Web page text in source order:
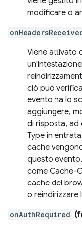
modificare o
Viene attivato
ciò può
evento ha lo
aggiungere,
di risposta, ad
Type in
cache
questo
come Cache-
cache del
o reindirizzare
onAuthRequired